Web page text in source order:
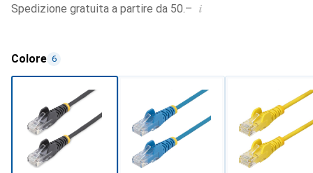
Spedizione gratuita a partire da 50.– i
Colore 6